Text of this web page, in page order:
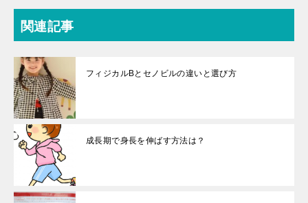
関連記事
フィジカルBとセノビルの違いと選び方
成長期で身長を伸ばす方法は？